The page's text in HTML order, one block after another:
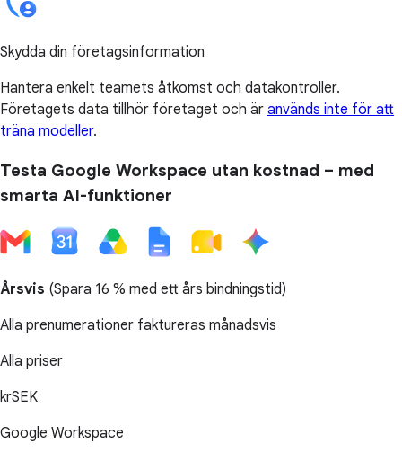
Skydda din företagsinformation
Hantera enkelt teamets åtkomst och datakontroller.
Företagets data tillhör företaget och är används inte för att
träna modeller.
Testa Google Workspace utan kostnad – med
smarta AI-funktioner
Årsvis (Spara 16 % med ett års bindningstid)
Alla prenumerationer faktureras månadsvis
Alla priser
krSEK
Google Workspace